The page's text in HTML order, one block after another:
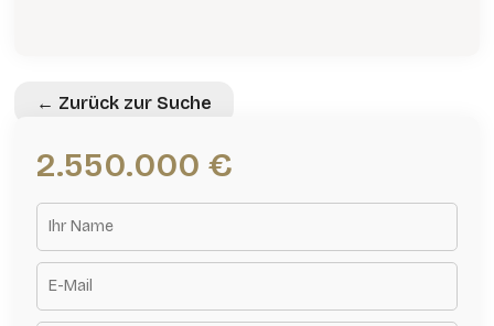
← Zurück zur Suche
2.550.000 €